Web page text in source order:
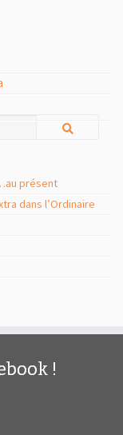
présent
dans l’Ordinaire
!